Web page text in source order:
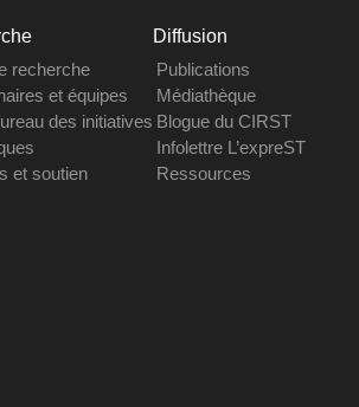
recherche
et équipes
des initiatives
et soutien
Diffusion
Publications
Médiathèque
Blogue du CIRST
Infolettre L’expreST
Ressources